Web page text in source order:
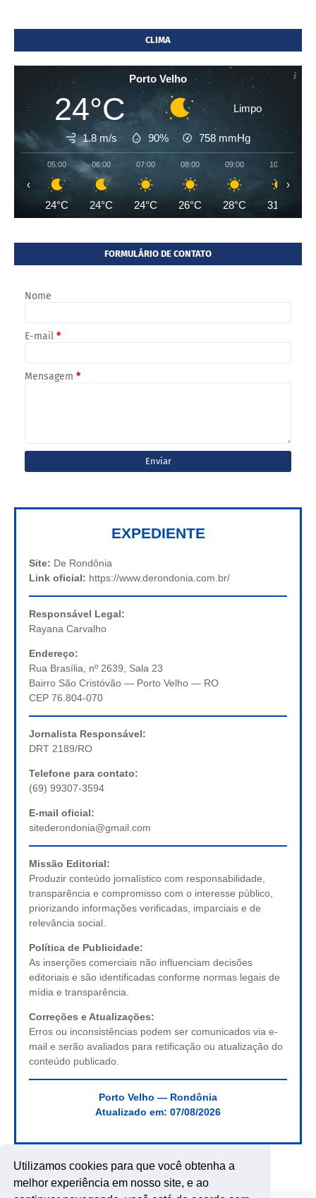
Utilizamos cookies para que você obtenha a
melhor experiência em nosso site, e ao
CLIMA
Porto Velho
24°C Limpo
1.8 m/s 90% 758 mmHg
05:00
24°C
06:00
24°C
07:00
24°C
08:00
26°C
09:00
28°C
10:00
31°C
‹ ›
FORMULÁRIO DE CONTATO
Nome
E-mail *
Mensagem *
EXPEDIENTE
Site: De Rondônia
Link oficial: https://www.derondonia.com.br/
Responsável Legal:
Rayana Carvalho
Endereço:
Rua Brasília, nº 2639, Sala 23
Bairro São Cristóvão — Porto Velho — RO
CEP 76.804-070
Jornalista Responsável:
DRT 2189/RO
Telefone para contato:
(69) 99307-3594
E-mail oficial:
sitederondonia@gmail.com
Missão Editorial:
Produzir conteúdo jornalístico com responsabilidade,
transparência e compromisso com o interesse público,
priorizando informações verificadas, imparciais e de
relevância social.
Política de Publicidade:
As inserções comerciais não influenciam decisões
editoriais e são identificadas conforme normas legais de
mídia e transparência.
Correções e Atualizações:
Erros ou inconsistências podem ser comunicados via e-
mail e serão avaliados para retificação ou atualização do
conteúdo publicado.
Porto Velho — Rondônia
Atualizado em: 07/08/2026